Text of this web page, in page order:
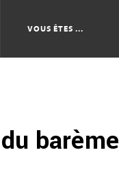
VOUS ÊTES ...
barème